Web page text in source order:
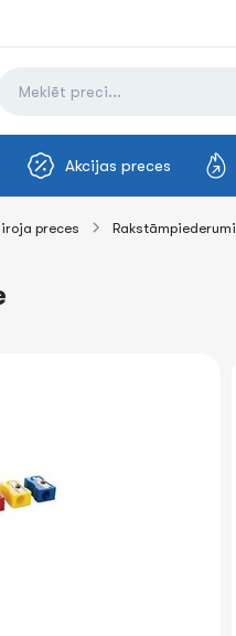
Akcijas preces
preces Rakstāmpiederumi